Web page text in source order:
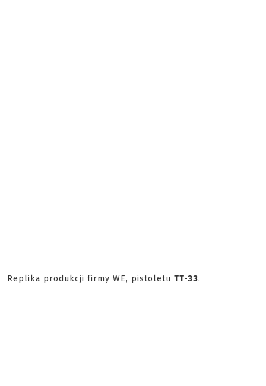
Replika produkcji firmy WE, pistoletu TT-33.